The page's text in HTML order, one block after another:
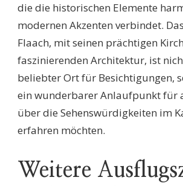
die die historischen Elemente
modernen Akzenten verbindet.
Flaach, mit seinen prächtigen
faszinierenden Architektur, ist
beliebter Ort für Besichtigungen,
ein wunderbarer Anlaufpunkt für
über die Sehenswürdigkeiten im
erfahren möchten.
Weitere